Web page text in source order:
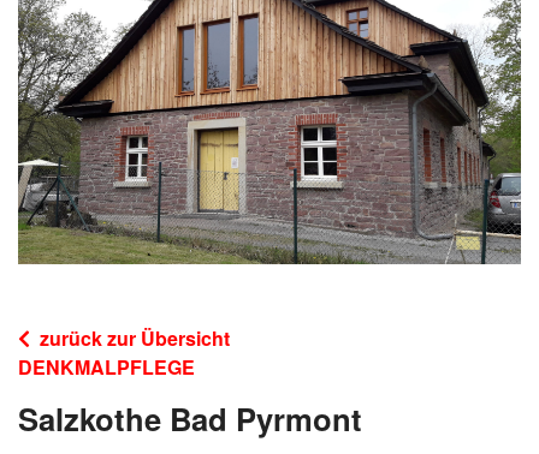
zurück zur Übersicht
DENKMALPFLEGE
Salzkothe Bad Pyrmont